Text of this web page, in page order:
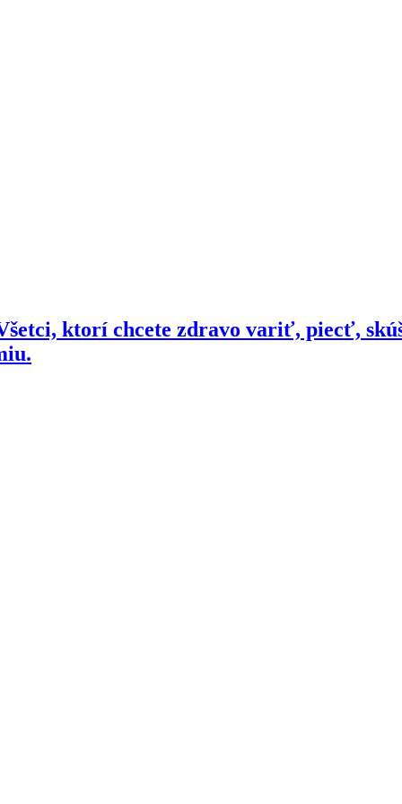
ktorí chcete zdravo variť, piecť,